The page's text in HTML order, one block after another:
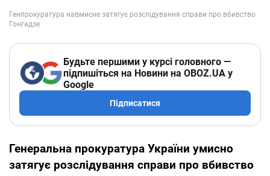
Будьте першими у курсі головного —
підпишіться на Новини на OBOZ.UA у
Google
Підписатися
Генеральна прокуратура України умисно
затягує розслідування справи про вбивство